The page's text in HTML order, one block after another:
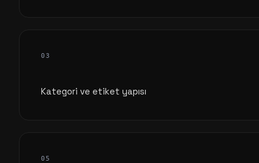
03
Kategori ve etiket yapısı
05